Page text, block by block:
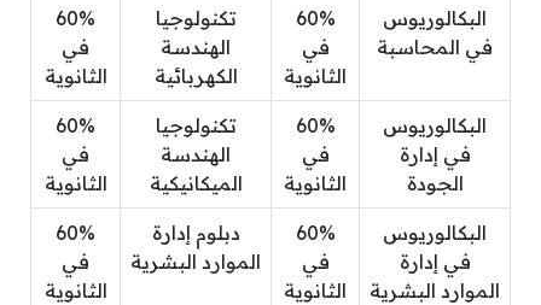
البكالوريوس
في المحاسبة
60%
في
الثانوية
تكنولوجيا
الهندسة
الكهربائية
60%
في
الثانوية
البكالوريوس
في إدارة
الجودة
60%
في
الثانوية
تكنولوجيا
الهندسة
الميكانيكية
60%
في
الثانوية
البكالوريوس
في إدارة
الموارد البشرية
60%
في
الثانوية
دبلوم إدارة
الموارد البشرية
60%
في
الثانوية